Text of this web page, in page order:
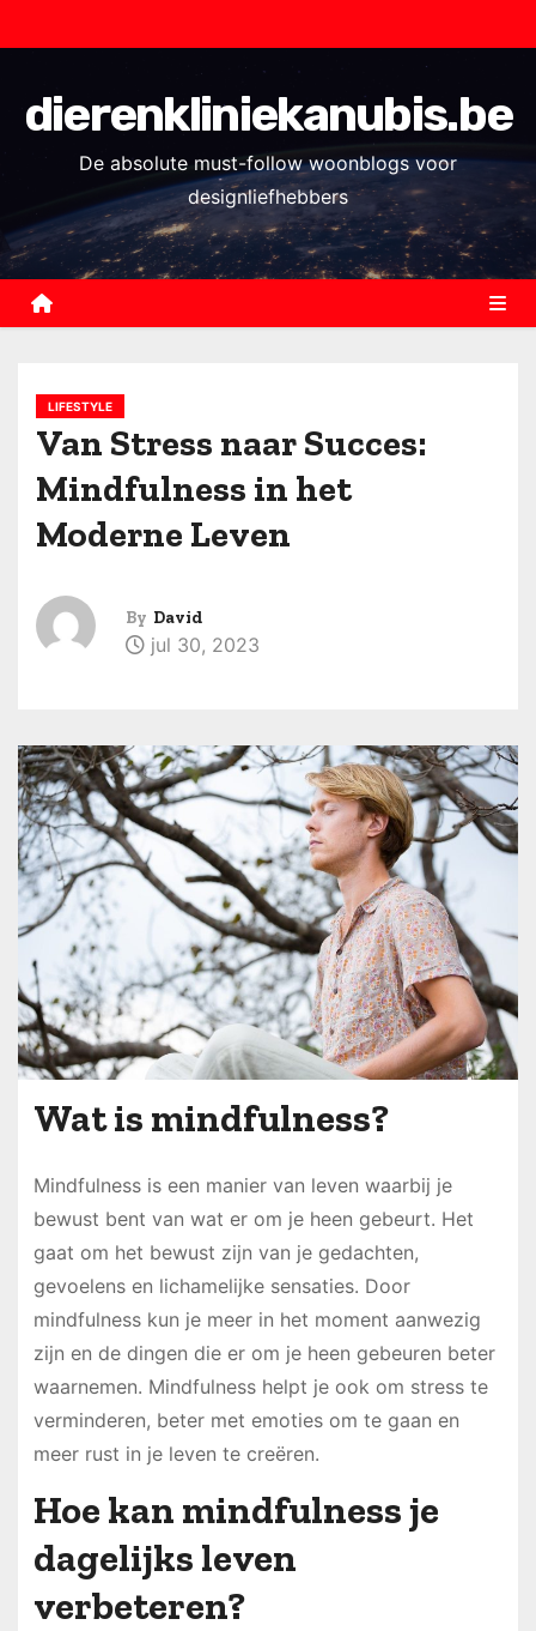
k
o
n
dierenkliniekanubis.be
De absolute must-follow woonblogs voor
designliefhebbers
LIFESTYLE
Van Stress naar Succes:
Mindfulness in het
Moderne Leven
By David
jul 30, 2023
Wat is mindfulness?
Mindfulness is een manier van leven waarbij je
bewust bent van wat er om je heen gebeurt. Het
gaat om het bewust zijn van je gedachten,
gevoelens en lichamelijke sensaties. Door
mindfulness kun je meer in het moment aanwezig
zijn en de dingen die er om je heen gebeuren beter
waarnemen. Mindfulness helpt je ook om stress te
verminderen, beter met emoties om te gaan en
meer rust in je leven te creëren.
Hoe kan mindfulness je
dagelijks leven
verbeteren?